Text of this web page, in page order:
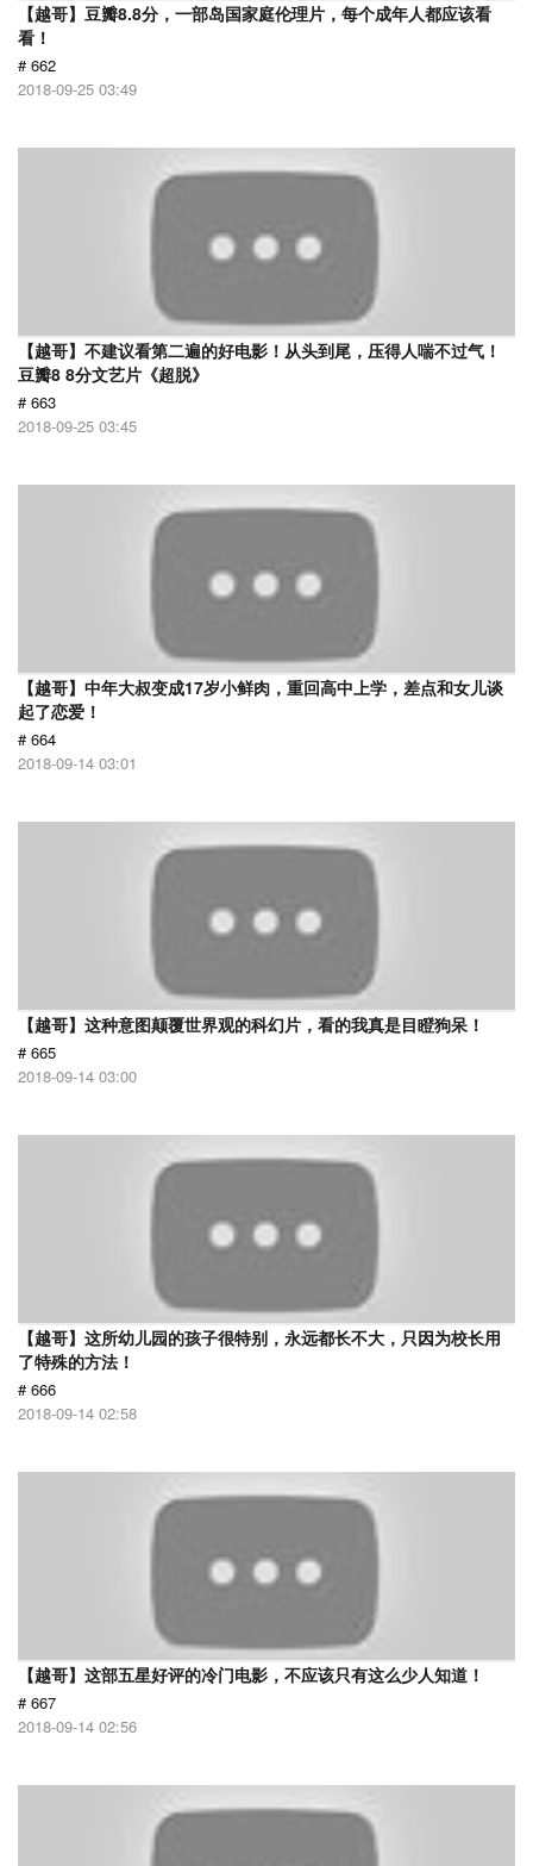
【越哥】豆瓣8.8分，一部岛国家庭伦理片，每个成年人都应该看
看！
# 662
2018-09-25 03:49
【越哥】不建议看第二遍的好电影！从头到尾，压得人喘不过气！
豆瓣8 8分文艺片《超脱》
# 663
2018-09-25 03:45
【越哥】中年大叔变成17岁小鲜肉，重回高中上学，差点和女儿谈
起了恋爱！
# 664
2018-09-14 03:01
【越哥】这种意图颠覆世界观的科幻片，看的我真是目瞪狗呆！
# 665
2018-09-14 03:00
【越哥】这所幼儿园的孩子很特别，永远都长不大，只因为校长用
了特殊的方法！
# 666
2018-09-14 02:58
【越哥】这部五星好评的冷门电影，不应该只有这么少人知道！
# 667
2018-09-14 02:56